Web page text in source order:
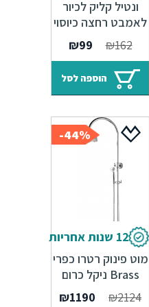
ונטיל קליק לכיור
לאמבט רחצה כיוסוי
שחור₪ 162
המחיר
המקורי
היה:
₪162.
₪99
המחיר
הנוכחי
הוא:
₪99.
הוספה לסל
12 שנות אחריות
מוט פינוק רטרו כפרי